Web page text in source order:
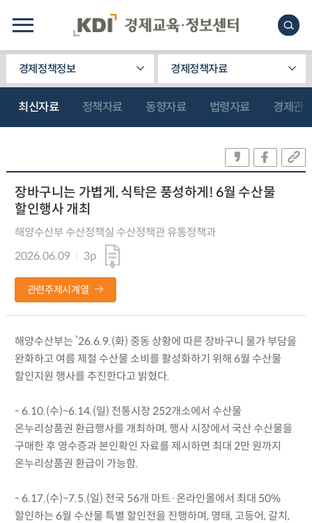
경제정책정보 경제정책자료
최신자료 정책자료 동향자료 법령자료 경제관
장바구니는 가볍게, 식탁은 풍성하게! 6월 수산물
할인행사 개최
해양수산부 수산정책실 수산정책관 유통정책과
2026.06.09
3p
관련주제시계열
해양수산부는 ’26.6.9.(화) 중동 상황에 따른 장바구니 물가 부담을
완화하고 여름 제철 수산물 소비를 활성화하기 위해 6월 수산물
할인지원 행사를 추진한다고 밝혔다.
- 6.10.(수)~6.14.(일) 전통시장 252개소에서 수산물
온누리상품권 환급행사를 개최하며, 행사 시장에서 국산 수산물을
구매한 후 영수증과 본인확인 자료를 제시하면 최대 2만 원까지
온누리상품권 환급이 가능함.
- 6.17.(수)~7.5.(일) 전국 56개 마트·온라인몰에서 최대 50%
할인하는 6월 수산물 특별 할인전을 진행하며, 명태, 고등어, 갈치,